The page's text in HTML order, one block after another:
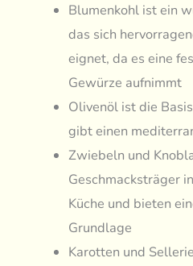
Blumenkohl ist ein
das sich
eignet, da es eine
Gewürze aufnimmt
Olivenöl ist die
gibt einen
Zwiebeln und
Geschmacksträger
Küche und bieten
Grundlage
Karotten und